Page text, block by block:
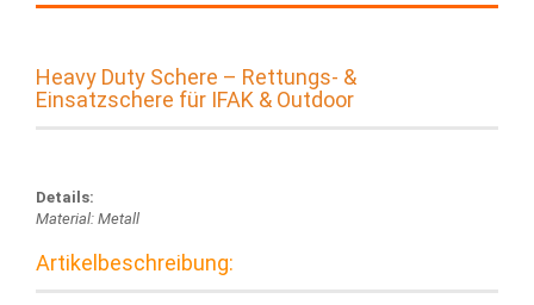
Heavy Duty Schere – Rettungs- &
Einsatzschere für IFAK & Outdoor
Details:
Material: Metall
Artikelbeschreibung: